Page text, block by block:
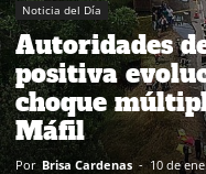
Noticia del Día
Autoridades
positiva
choque
Máfil
Por Brisa Cardenas - 10 de